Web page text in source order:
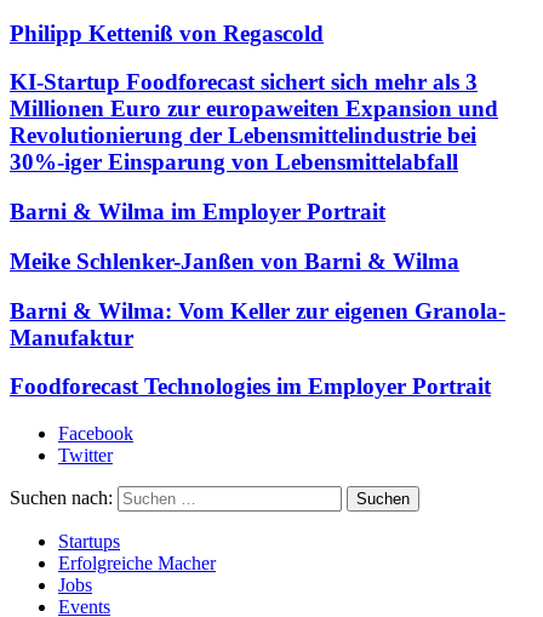
Philipp Ketteniß von Regascold
KI-Startup Foodforecast sichert sich mehr als 3
Millionen Euro zur europaweiten Expansion und
Revolutionierung der Lebensmittelindustrie bei
30%-iger Einsparung von Lebensmittelabfall
Barni & Wilma im Employer Portrait
Meike Schlenker-Janßen von Barni & Wilma
Barni & Wilma: Vom Keller zur eigenen Granola-
Manufaktur
Foodforecast Technologies im Employer Portrait
Facebook
Twitter
Suchen nach:
Startups
Erfolgreiche Macher
Jobs
Events